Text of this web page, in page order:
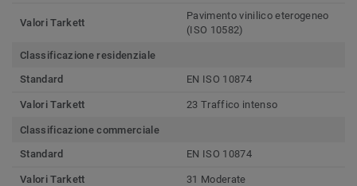
Valori Tarkett
Pavimento vinilico eterogeneo
(ISO 10582)
Classificazione residenziale
Standard
EN ISO 10874
Valori Tarkett 23 Traffico intenso
Classificazione commerciale
Standard
EN ISO 10874
Valori Tarkett 31 Moderate